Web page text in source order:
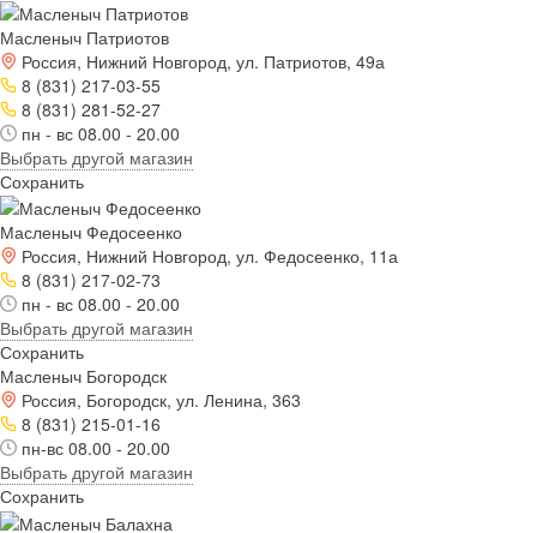
Масленыч Патриотов
Россия, Нижний Новгород, ул. Патриотов, 49а
8 (831) 217-03-55
8 (831) 281-52-27
пн - вс 08.00 - 20.00
Выбрать другой магазин
Сохранить
Масленыч Федосеенко
Россия, Нижний Новгород, ул. Федосеенко, 11а
8 (831) 217-02-73
пн - вс 08.00 - 20.00
Выбрать другой магазин
Сохранить
Масленыч Богородск
Россия, Богородск, ул. Ленина, 363
8 (831) 215-01-16
пн-вс 08.00 - 20.00
Выбрать другой магазин
Сохранить